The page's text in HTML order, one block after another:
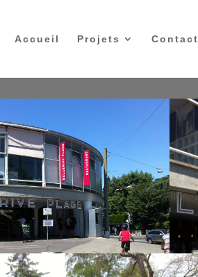
Accueil Projets Contact